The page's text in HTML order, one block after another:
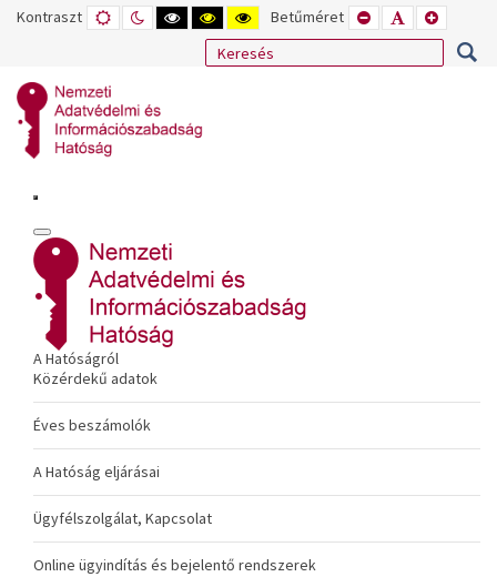
Kontraszt ALAPÉRTELMEZETT
MÓD
ÉJSZAKAI
MÓD
NAGY
KONTRASZTÚ
FEKETE-
FEHÉR
NAGY
KONTRASZTÚ
FEKETE
SÁRGA
NAGY
KONTRASZTÚ
SÁRGA
FEKETE
Betűméret KISEBB
BETŰTÍPUS
BEÁLLÍTÁSA
BETŰMÉRET
BEÁLLÍTÁSA
A Hatóságról
Közérdekű adatok
Éves beszámolók
A Hatóság eljárásai
Ügyfélszolgálat, Kapcsolat
Online ügyindítás és bejelentő rendszerek